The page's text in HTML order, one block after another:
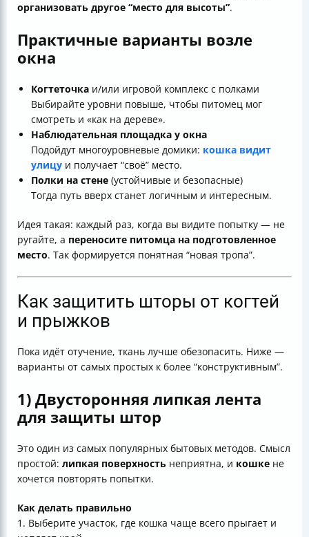
организовать другое “место для высоты”.
Практичные варианты возле
окна
Когтеточка и/или игровой комплекс с полками
Выбирайте уровни повыше, чтобы питомец мог
смотреть и «как на дереве».
Наблюдательная площадка у окна
Подойдут многоуровневые домики: кошка видит
улицу и получает “своё” место.
Полки на стене (устойчивые и безопасные)
Тогда путь вверх станет логичным и интересным.
Идея такая: каждый раз, когда вы видите попытку — не
ругайте, а переносите питомца на подготовленное
место. Так формируется понятная “новая тропа”.
Как защитить шторы от когтей
и прыжков
Пока идёт отучение, ткань лучше обезопасить. Ниже —
варианты от самых простых к более “конструктивным”.
1) Двусторонняя липкая лента
для защиты штор
Это один из самых популярных бытовых методов. Смысл
простой: липкая поверхность неприятна, и кошке не
хочется повторять попытки.
Как делать правильно
1. Выберите участок, где кошка чаще всего прыгает и